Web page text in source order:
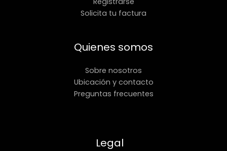
Solicita tu factura
Quienes somos
Sobre nosotros
Ubicación y contacto
Preguntas frecuentes
Legal